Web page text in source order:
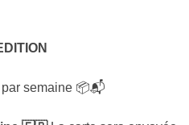
par semaine 📦📬